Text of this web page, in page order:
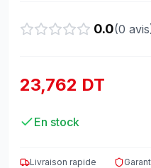
0.0(0
23,762 DT
En stock
Livraison rapide